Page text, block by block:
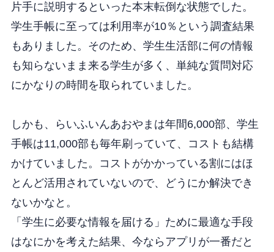
片手に説明するといった本末転倒な状態でした。
学生手帳に至っては利用率が10％という調査結果
もありました。そのため、学生生活部に何の情報
も知らないまま来る学生が多く、単純な質問対応
にかなりの時間を取られていました。
しかも、らいふいんあおやまは年間6,000部、学生
手帳は11,000部も毎年刷っていて、コストも結構
かけていました。コストがかかっている割にはほ
とんど活用されていないので、どうにか解決でき
ないかなと。
「学生に必要な情報を届ける」ために最適な手段
はなにかを考えた結果、今ならアプリが一番だと